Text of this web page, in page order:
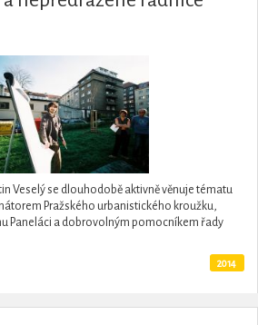
Veselý se dlouhodobě aktivně věnuje tématu
Pražského urbanistického kroužku,
Paneláci a dobrovolným pomocníkem řady
2014